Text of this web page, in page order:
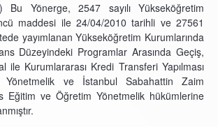
Bu Yönerge, 2547 sayılı Yükseköğretim
maddesi ile 24/04/2010 tarihli ve 27561
yayımlanan Yükseköğretim Kurumlarında
Düzeyindeki Programlar Arasında Geçiş,
ile Kurumlararası Kredi Transferi Yapılması
Yönetmelik ve İstanbul Sabahattin Zaim
Eğitim ve Öğretim Yönetmelik hükümlerine